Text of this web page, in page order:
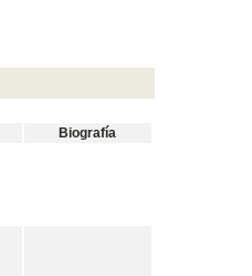
Biografía